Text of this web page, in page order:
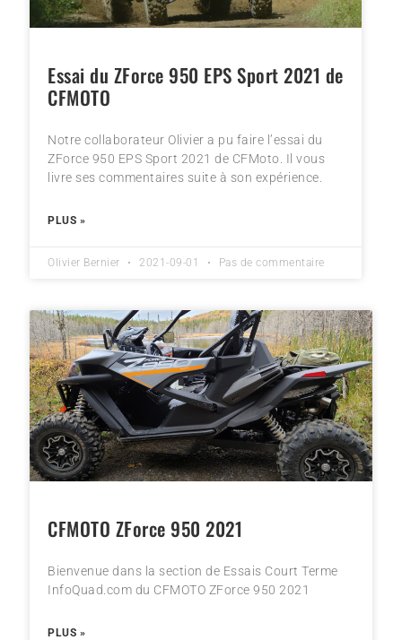
Essai du ZForce 950 EPS Sport 2021 de
CFMOTO
Notre collaborateur Olivier a pu faire l’essai du
ZForce 950 EPS Sport 2021 de CFMoto. Il vous
livre ses commentaires suite à son expérience.
PLUS »
Olivier Bernier 2021-09-01 Pas de commentaire
CFMOTO ZForce 950 2021
Bienvenue dans la section de Essais Court Terme
InfoQuad.com du CFMOTO ZForce 950 2021
PLUS »